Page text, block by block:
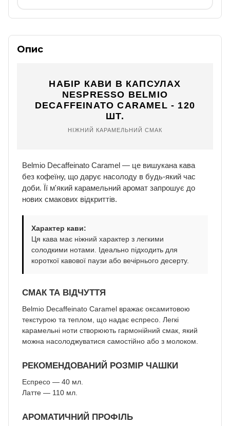
Опис
НАБІР КАВИ В КАПСУЛАХ
NESPRESSO BELMIO
DECAFFEINATO CARAMEL - 120
ШТ.
НІЖНИЙ КАРАМЕЛЬНИЙ СМАК
Belmio Decaffeinato Caramel — це вишукана кава
без кофеїну, що дарує насолоду в будь-який час
доби. Її м'який карамельний аромат запрошує до
нових смакових відкриттів.
Характер кави:
Ця кава має ніжний характер з легкими
солодкими нотами. Ідеально підходить для
короткої кавової паузи або вечірнього десерту.
СМАК ТА ВІДЧУТТЯ
Belmio Decaffeinato Caramel вражає оксамитовою
текстурою та теплом, що надає еспресо. Легкі
карамельні ноти створюють гармонійний смак, який
можна насолоджуватися самостійно або з молоком.
РЕКОМЕНДОВАНИЙ РОЗМІР ЧАШКИ
Еспресо — 40 мл.
Латте — 110 мл.
АРОМАТИЧНИЙ ПРОФІЛЬ